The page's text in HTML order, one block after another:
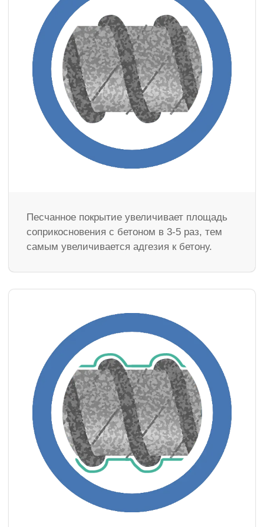
Песчанное покрытие увеличивает площадь
соприкосновения с бетоном в 3-5 раз, тем
самым увеличивается адгезия к бетону.